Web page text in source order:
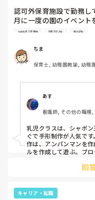
認可外保育施設で勤務し
月に一度の園のイベント
いただいています。対
親子でできる製作（その
ゲームの案が欲しいです！
地域活動 認可外 制作
ちま
保育士, 幼稚園教諭, 幼稚
あす
看護師, その他の職種
乳児クラスは、シャボ
ぐで手形制作が人気で
作は、アンパンマンを
ルを作成して遊ぶ。ブロ
回
キャリア・転職